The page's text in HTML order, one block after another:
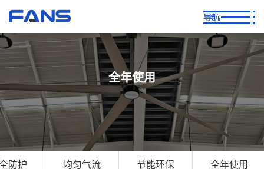
全年使用
防护 均匀气流 节能环保 全年使用